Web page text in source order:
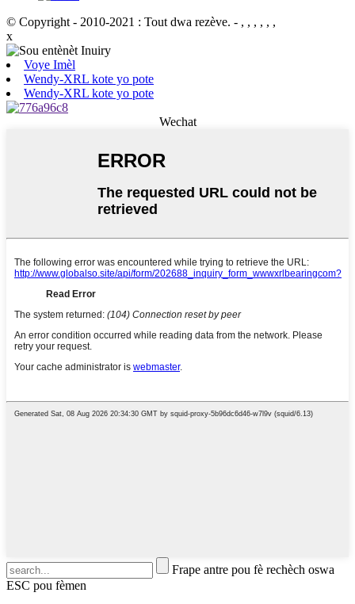
© Copyright - 2010-2021 : Tout dwa rezève. - , , , , , ,
x
Voye Imèl
Wendy-XRL kote yo pote
Wendy-XRL kote yo pote
Wechat
Frape antre pou fè rechèch oswa
ESC pou fèmen